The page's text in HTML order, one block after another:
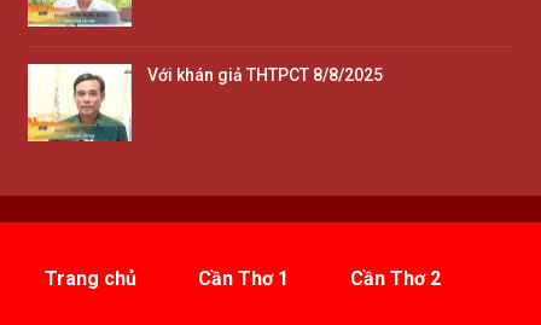
Với khán giả THTPCT 8/8/2025
Trang chủ Cần Thơ 1 Cần Thơ 2